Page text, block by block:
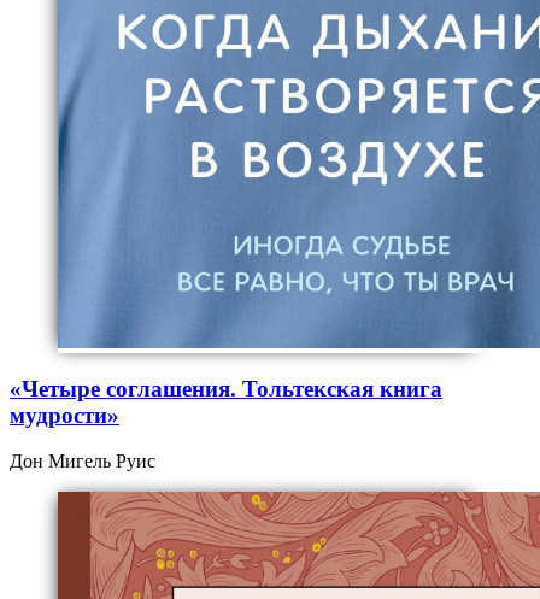
«Четыре соглашения. Тольтекская книга
мудрости»
Дон Мигель Руис